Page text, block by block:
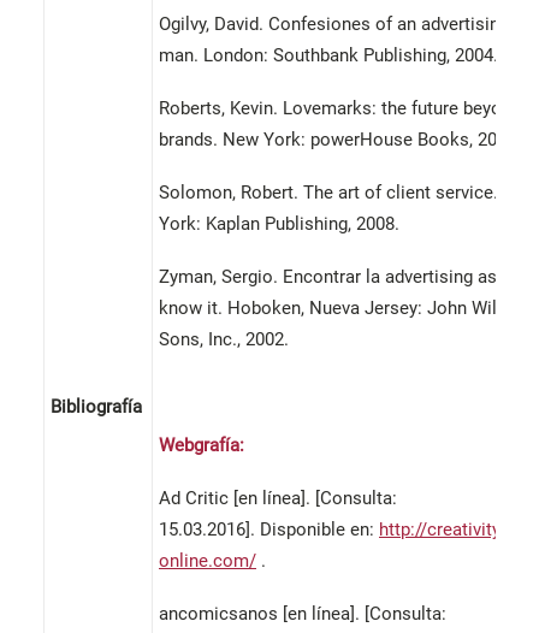
Bibliografía
Ogilvy, David. Confesiones of an advertising
man. London: Southbank Publishing, 2004.
Roberts, Kevin. Lovemarks: the future beyond
brands. New York: powerHouse Books, 2004.
Solomon, Robert. The art of client service.
York: Kaplan Publishing, 2008.
Zyman, Sergio. Encontrar la advertising as we
know it. Hoboken, Nueva Jersey: John Wiley &
Sons, Inc., 2002.
Webgrafía:
Ad Critic [en línea]. [Consulta:
15.03.2016]. Disponible en: http://creativity-
online.com/ .
ancomicsanos [en línea]. [Consulta: